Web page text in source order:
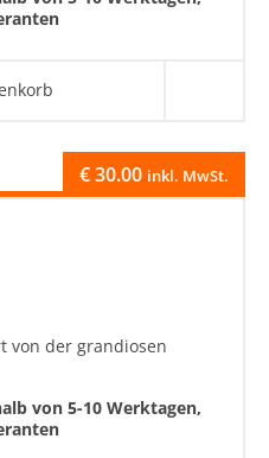
€30.00 inkl. MwSt.
von der grandiosen
von 5-10 Werktagen,